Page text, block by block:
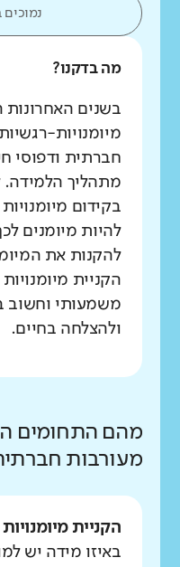
מה בדקנו?
בשנים
מיומנויות-
חברתית ודפוסי
מתהליך הלמידה.
בקידום
להיות מיומנים
להקנות את
הקניית
משמעותי וחשוב
ולהצלחה בחיים.
מהם התחומים
מעורבות
הקניית
באיזו מידה יש